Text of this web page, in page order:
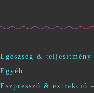
Egészség & teljesítmény
Egyéb
Eszpresszó & extrakció